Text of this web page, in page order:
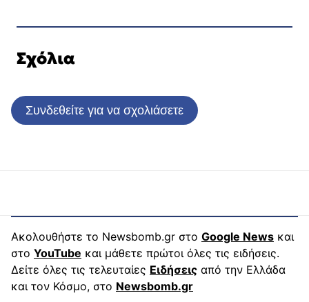
Σχόλια
Συνδεθείτε για να σχολιάσετε
Ακολουθήστε το Newsbomb.gr στο Google News και
στο YouTube και μάθετε πρώτοι όλες τις ειδήσεις.
Δείτε όλες τις τελευταίες Ειδήσεις από την Ελλάδα
και τον Κόσμο, στο Newsbomb.gr